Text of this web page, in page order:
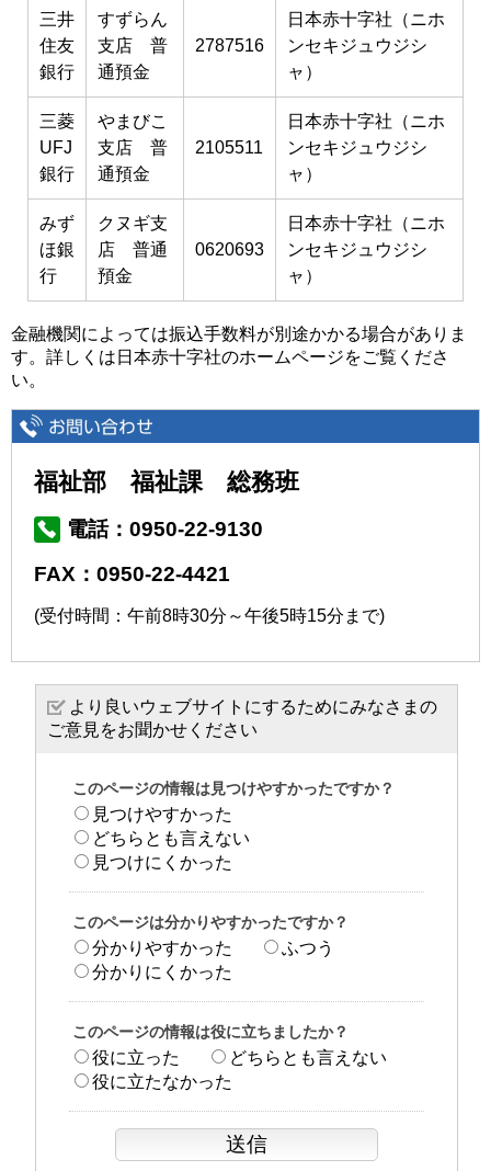
三井
住友
銀行
すずらん
支店 普
通預金
2787516
日本赤十字社（ニホ
ンセキジュウジシ
ャ）
三菱
UFJ
銀行
やまびこ
支店 普
通預金
2105511
日本赤十字社（ニホ
ンセキジュウジシ
ャ）
みず
ほ銀
行
クヌギ支
店 普通
預金
0620693
日本赤十字社（ニホ
ンセキジュウジシ
ャ）
金融機関によっては振込手数料が別途かかる場合がありま
す。詳しくは日本赤十字社のホームページをご覧くださ
い。
福祉部 福祉課 総務班
電話：0950-22-9130
FAX：0950-22-4421
(受付時間：午前8時30分～午後5時15分まで)
より良いウェブサイトにするためにみなさまの
ご意見をお聞かせください
このページの情報は見つけやすかったですか？
見つけやすかった
どちらとも言えない
見つけにくかった
このページは分かりやすかったですか？
分かりやすかった
ふつう
分かりにくかった
このページの情報は役に立ちましたか？
役に立った
どちらとも言えない
役に立たなかった